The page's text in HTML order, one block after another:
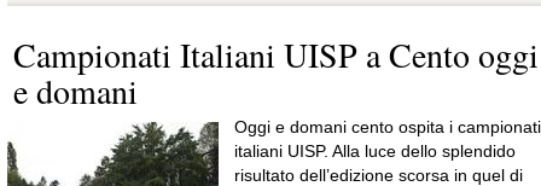
Campionati Italiani UISP a Cento oggi
e domani
Oggi e domani cento ospita i campionati
italiani UISP. Alla luce dello splendido
risultato dell’edizione scorsa in quel di